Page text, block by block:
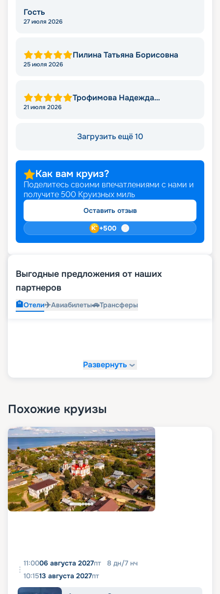
Гость
27 июля 2026
Пилина Татьяна Борисовна
25 июля 2026
Трофимова Надежда
21 июля 2026
Загрузить ещё 10
Как вам круиз?
Поделитесь своими впечатлениями с нами и
получите 500 Круизных миль
Оставить отзыв
+500
Выгодные предложения от наших
партнеров
🏨Отели✈️Авиабилеты🚗Трансферы
Развернуть
Похожие круизы
11:0006 августа 2027пт 8 дн/7 нч
10:1513 августа 2027пт